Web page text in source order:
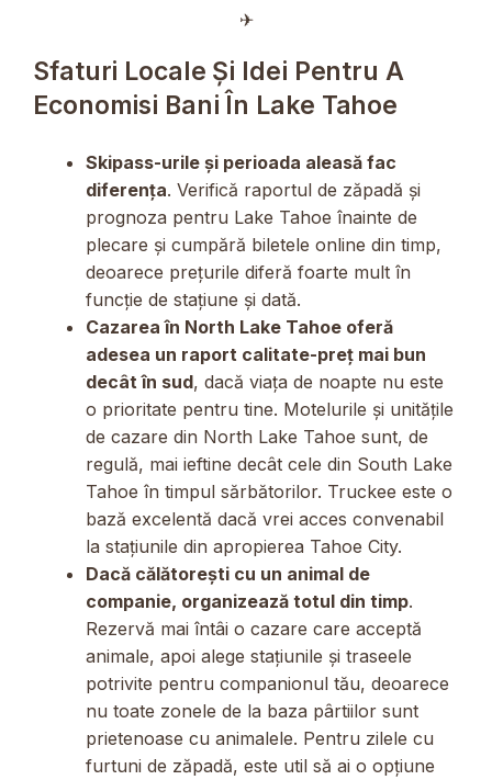
✈︎
Sfaturi Locale Și Idei Pentru A
Economisi Bani În Lake Tahoe
Skipass-urile și perioada aleasă fac
diferența. Verifică raportul de zăpadă și
prognoza pentru Lake Tahoe înainte de
plecare și cumpără biletele online din timp,
deoarece prețurile diferă foarte mult în
funcție de stațiune și dată.
Cazarea în North Lake Tahoe oferă
adesea un raport calitate-preț mai bun
decât în sud, dacă viața de noapte nu este
o prioritate pentru tine. Motelurile și unitățile
de cazare din North Lake Tahoe sunt, de
regulă, mai ieftine decât cele din South Lake
Tahoe în timpul sărbătorilor. Truckee este o
bază excelentă dacă vrei acces convenabil
la stațiunile din apropierea Tahoe City.
Dacă călătorești cu un animal de
companie, organizează totul din timp.
Rezervă mai întâi o cazare care acceptă
animale, apoi alege stațiunile și traseele
potrivite pentru companionul tău, deoarece
nu toate zonele de la baza pârtiilor sunt
prietenoase cu animalele. Pentru zilele cu
furtuni de zăpadă, este util să ai o opțiune